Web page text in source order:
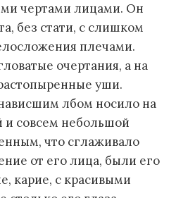
чертами лицами. Он
без стати, с слишком
плечами.
очертания, а на
уши.
лбом носило на
и совсем небольшой
что сглаживало
от его лица, были его
карие, с красивыми